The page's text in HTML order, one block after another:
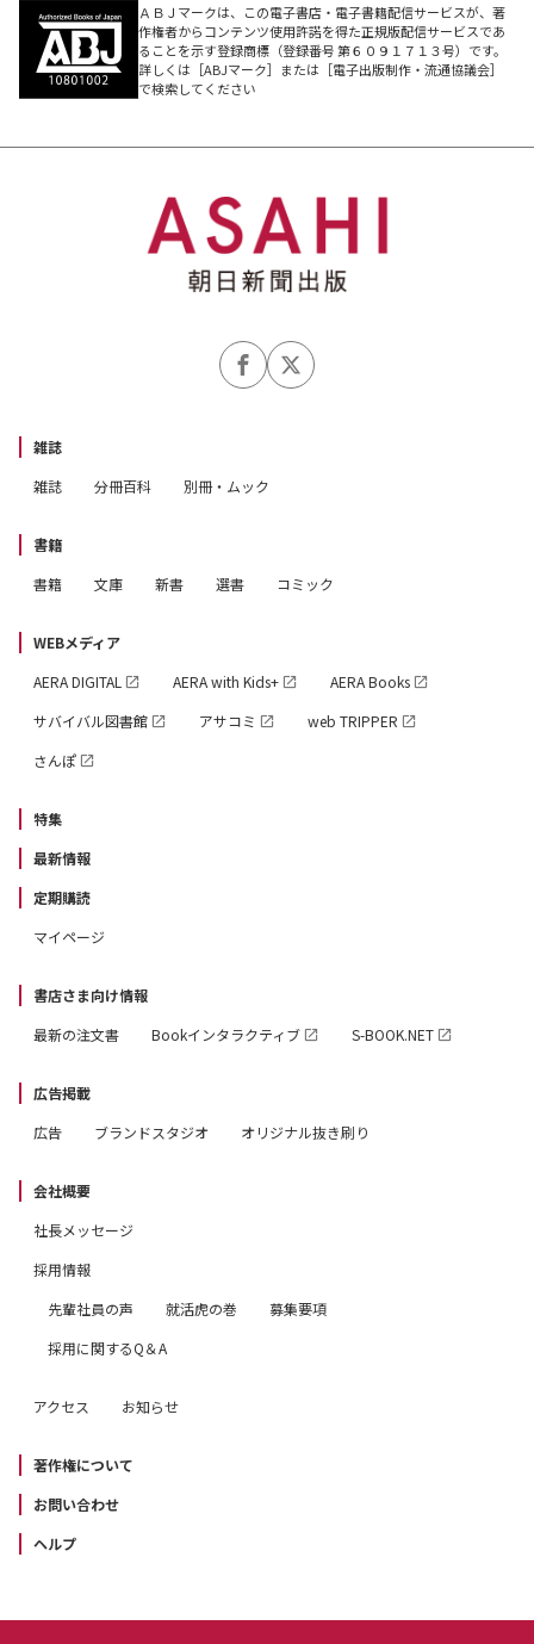
ＡＢＪマークは、この電子書店・電子書籍配信サービスが、著
作権者からコンテンツ使用許諾を得た正規版配信サービスであ
ることを示す登録商標（登録番号 第６０９１７１３号）です。
詳しくは［ABJマーク］または［電子出版制作・流通協議会］
で検索してください
雑誌
雑誌
分冊百科 別冊・ムック
書籍
書籍
文庫 新書 選書 コミック
WEBメディア
AERA DIGITAL
AERA with Kids+
AERA Books
サバイバル図書館
アサコミ
web TRIPPER
さんぽ
特集
最新情報
定期購読
マイページ
書店さま向け情報
最新の注文書
Bookインタラクティブ S-BOOK.NET
広告掲載
広告
ブランドスタジオ オリジナル抜き刷り
会社概要
社長メッセージ
採用情報
先輩社員の声
就活虎の巻
募集要項
採用に関するQ＆A
アクセス お知らせ
著作権について
お問い合わせ
ヘルプ